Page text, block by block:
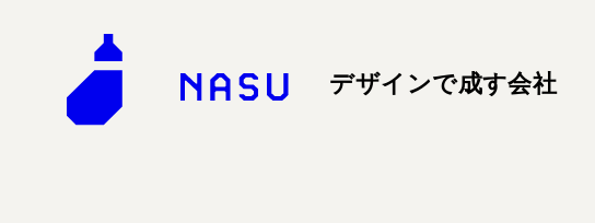
デザインで成す会社